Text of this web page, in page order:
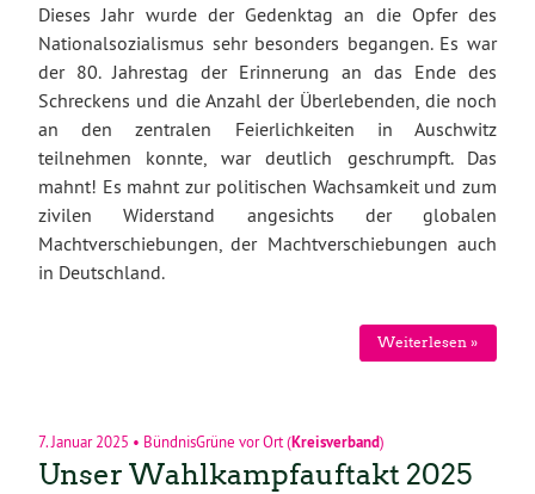
Dieses Jahr wurde der Gedenktag an die Opfer des
Nationalsozialismus sehr besonders begangen. Es war
der 80. Jahrestag der Erinnerung an das Ende des
Schreckens und die Anzahl der Überlebenden, die noch
an den zentralen Feierlichkeiten in Auschwitz
teilnehmen konnte, war deutlich geschrumpft. Das
mahnt! Es mahnt zur politischen Wachsamkeit und zum
zivilen Widerstand angesichts der globalen
Machtverschiebungen, der Machtverschiebungen auch
in Deutschland.
Weiterlesen »
7. Januar 2025 • BündnisGrüne vor Ort(Kreisverband)
Unser Wahlkampfauftakt 2025